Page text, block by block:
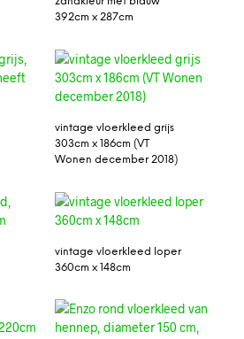
392cm x 287cm
vintage vloerkleed grijs
303cm x 186cm (VT
Wonen december 2018)
vintage vloerkleed loper
360cm x 148cm